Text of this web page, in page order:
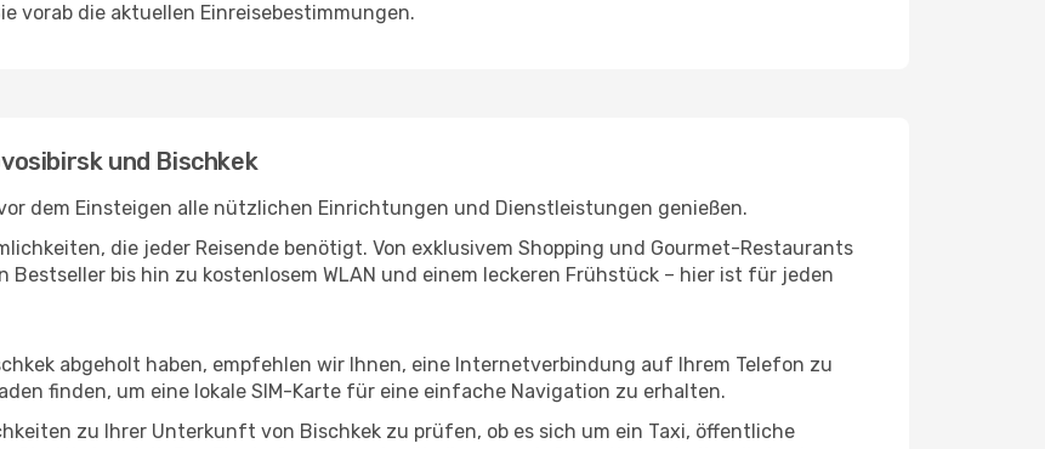
vorab die aktuellen Einreisebestimmungen.
und Bischkek
dem Einsteigen alle nützlichen Einrichtungen und Dienstleistungen genießen.
die jeder Reisende benötigt. Von exklusivem Shopping und Gourmet-Restaurants
bis hin zu kostenlosem WLAN und einem leckeren Frühstück – hier ist für jeden
abgeholt haben, empfehlen wir Ihnen, eine Internetverbindung auf Ihrem Telefon zu
finden, um eine lokale SIM-Karte für eine einfache Navigation zu erhalten.
zu Ihrer Unterkunft von Bischkek zu prüfen, ob es sich um ein Taxi, öffentliche